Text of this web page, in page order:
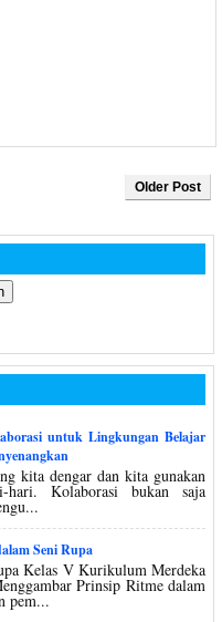
Older Post
untuk Lingkungan Belajar
kita dengar dan kita gunakan
hari. Kolaborasi bukan saja
Seni Rupa
Kelas V Kurikulum Merdeka
Prinsip Ritme dalam
pem...